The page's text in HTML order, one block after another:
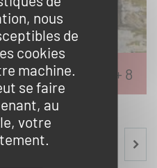
À LA LISTE
PAGE
nous
de
cookies
machine.
se faire
au
votre